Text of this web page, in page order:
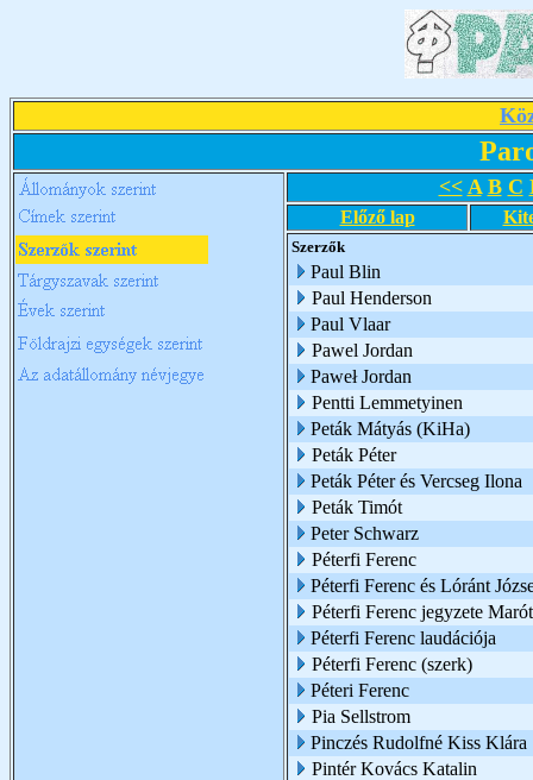
<< A B C
Előző lap
Szerzők
Paul Blin
Paul Henderson
Paul Vlaar
Pawel Jordan
Paweł Jordan
Pentti Lemmetyinen
Peták Mátyás (KiHa)
Peták Péter
Peták Péter és Vercseg Ilona
Peták Timót
Peter Schwarz
Péterfi Ferenc
Péterfi Ferenc és Lóránt
Péterfi Ferenc jegyzete
Péterfi Ferenc laudációja
Péterfi Ferenc (szerk)
Péteri Ferenc
Pia Sellstrom
Pinczés Rudolfné Kiss Klára
Pintér Kovács Katalin